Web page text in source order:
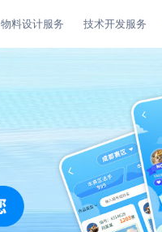
物料设计服务 技术开发服务